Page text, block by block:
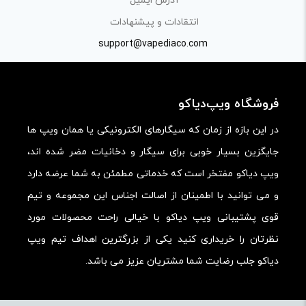
امکانات و قابلیت ها:
انتقادات و پیشنهادات
support@vapediaco.com
فروشگاه ویپ‌دیاکو
در این بازه از زمان که سیگارهای الکترونیکی یا همان ویپ ها
جایگزین بسیار خوبی برای سیگار و دخانیات مضر شده اند،
ویپ دیاکو مفتخر است که خدماتی مطمئن به شما عرضه دارد
و می توانید با اطمینان از اصالت اجناس این مجموعه و تیم
قوی پشتیبانی ویپ دیاکو با خیالی راحت محصولات مورد
نظرتان را خریداری کنید یکی از بزرگترین اهداف تیم ویپ
دیاکو جلب رضایت شما مشتریان عزیز می باشد.